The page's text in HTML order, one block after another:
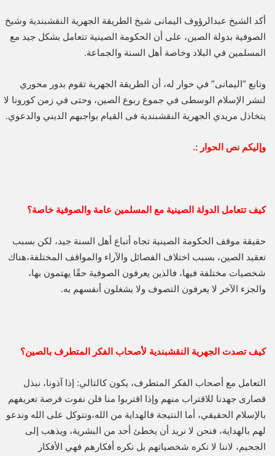
أكد الشيخ عبدالرؤوف اليمانى شيخ الطريقة الجهرية النقشبندية وشيخ
الصوفية بدولة الصين، على أن الحكومة الصينية تتعامل بشكل جيد مع
المسلمين في البلاد وخاصة أهل السنة والجماعة.
وتابع “اليمانى” في حوار له، أن الطريقة الجهرية تقوم بدور محوري
لنشر الإسلام الوسطى في جموع ربوع الصين، وحتى في زمن كورونا لا
يتخاذل مريدي الجهرية النقشبندية فى القيام بواجبهم الديني والدعوي.
وإليكم نص الحوار :.
كيف تتعامل الدولة الصينية مع المسلمين عامة والصوفية خاصة؟
حقيقة موقف الحكومة الصينية تجاه أتباع أهل السنة جيد، لكن بسبب
تعقيد الصين، بسبب اختلاف الفصائل والآراء والمواقف المختلفة،هناك
شخصيات مختلفة فيها، فالذين يعرفون الصوفية حقًا يهتمون بها،
والجزء الآخر لا يعرفون التصوف ولا يشغلون أنفسهم به.
كيف تصدت الجهرية النقشبندية لأصحاب الفكر المتطرف بالصين؟
التعامل مع أصحاب الفكر المتطرف، يكون كالتالي: إذا آذونا، نبذل
قصارى جهدنا للاقتراب منهم وإذا اقتربوا منا فلن نفوت فرصة تعريفهم
بالإسلام الحقيقي، أما النتيجة فالهداية من الله،ونتوكل على الله وندعو
لهم بالهداية، فنحن لا نريد أن يخطئ أحد من البشرية، ويذهب إلى
الجحيم، لاننا لا نكره شخصياتهم بل نكره أفكارهم فهي الأفكار